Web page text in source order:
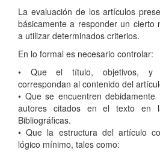
La evaluación de los artículos
básicamente a responder un cierto
a utilizar determinados criterios.
En lo formal es necesario controlar:
• Que el título, objetivos, y
correspondan al contenido del
• Que se encuentren
autores citados en el texto en
Bibliográficas.
• Que la estructura del artículo
lógico mínimo, tales como: